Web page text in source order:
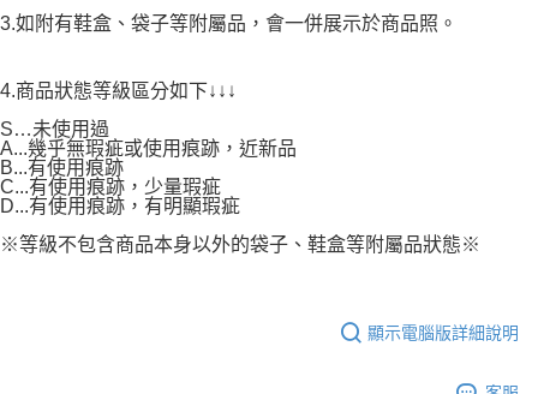
3.如附有鞋盒、袋子等附屬品，會一併展示於商品照。
4.商品狀態等級區分如下↓↓↓
S…未使用過
A...幾乎無瑕疵或使用痕跡，近新品
B...有使用痕跡
C...有使用痕跡，少量瑕疵
D...有使用痕跡，有明顯瑕疵
※等級不包含商品本身以外的袋子、鞋盒等附屬品狀態※
顯示電腦版詳細說明